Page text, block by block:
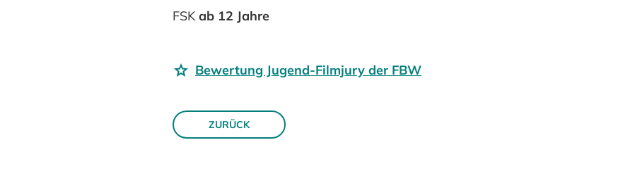
FSK ab 12 Jahre
Bewertung Jugend-Filmjury der FBW
ZURÜCK